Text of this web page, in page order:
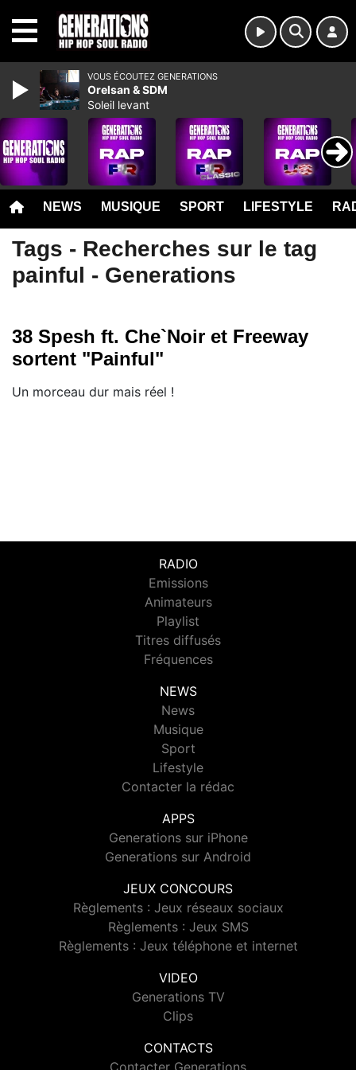
NEWS MUSIQUE SPORT LIFESTYLE
Tags - Recherches sur le tag
painful - Generations
38 Spesh ft. Che`Noir et Freeway
sortent "Painful"
Un morceau dur mais réel !
RADIO
Emissions
Animateurs
Playlist
Titres diffusés
Fréquences
NEWS
News
Musique
Sport
Lifestyle
Contacter la rédac
APPS
Generations sur iPhone
Generations sur Android
JEUX CONCOURS
Règlements : Jeux réseaux sociaux
Règlements : Jeux SMS
Règlements : Jeux téléphone et internet
VIDEO
Generations TV
Clips
CONTACTS
VOUS ÉCOUTEZ GENERATIONS
Orelsan & SDM
Soleil levant